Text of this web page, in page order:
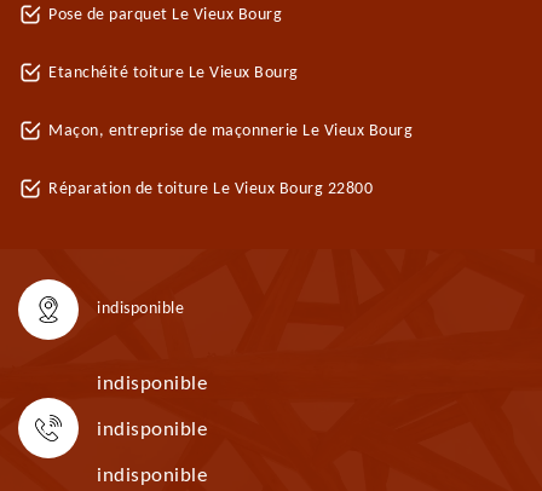
Pose de parquet Le Vieux Bourg
Etanchéité toiture Le Vieux Bourg
Maçon, entreprise de maçonnerie Le Vieux Bourg
Réparation de toiture Le Vieux Bourg 22800
indisponible
indisponible
indisponible
indisponible